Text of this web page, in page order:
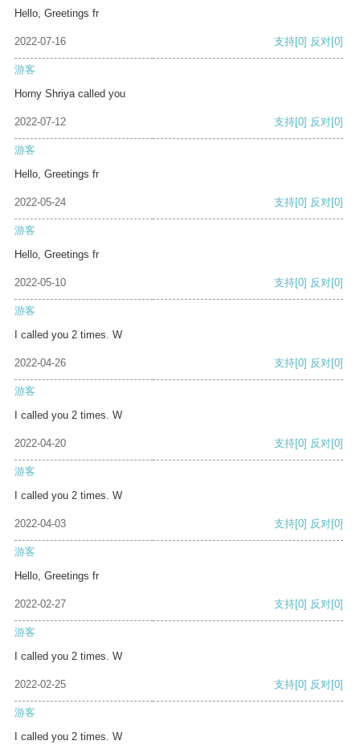
Hello, Greetings fr
2022-07-16 支持[0] 反对[0]
游客
Horny Shriya called you
2022-07-12 支持[0] 反对[0]
游客
Hello, Greetings fr
2022-05-24 支持[0] 反对[0]
游客
Hello, Greetings fr
2022-05-10 支持[0] 反对[0]
游客
I called you 2 times. W
2022-04-26 支持[0] 反对[0]
游客
I called you 2 times. W
2022-04-20 支持[0] 反对[0]
游客
I called you 2 times. W
2022-04-03 支持[0] 反对[0]
游客
Hello, Greetings fr
2022-02-27 支持[0] 反对[0]
游客
I called you 2 times. W
2022-02-25 支持[0] 反对[0]
游客
I called you 2 times. W